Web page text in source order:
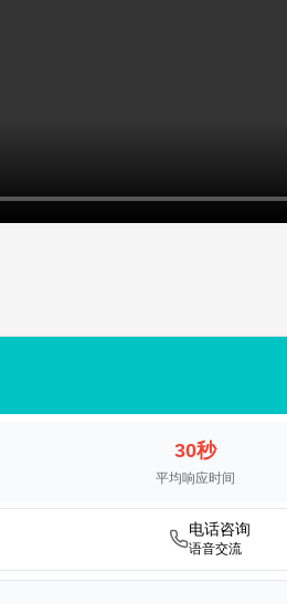
30秒
平均响应时间
电话咨询
语音交流